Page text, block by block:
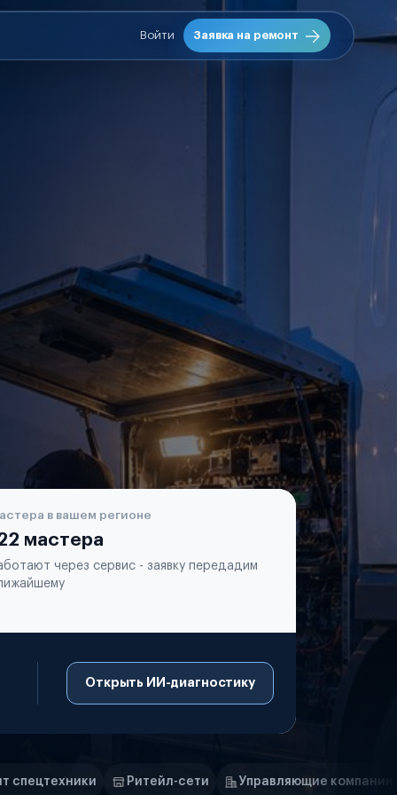
Войти Заявка на ремонт
в вашем регионе
мастера
через сервис - заявку передадим
Открыть ИИ-диагностику
сети Управляющие компании Страховые